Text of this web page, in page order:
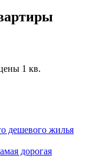
1 кв.
дешевого жилья
дорогая